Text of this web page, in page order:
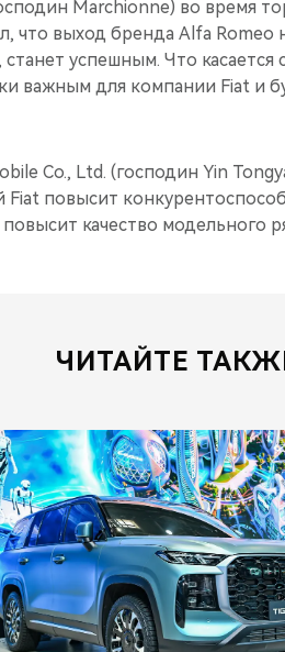
Marchionne) во время
что выход бренда Alfa Romeo
успешным. Что касается
важным для компании Fiat и
Co., Ltd. (господин Yin
Fiat повысит
качество модельного
ЧИТАЙТЕ